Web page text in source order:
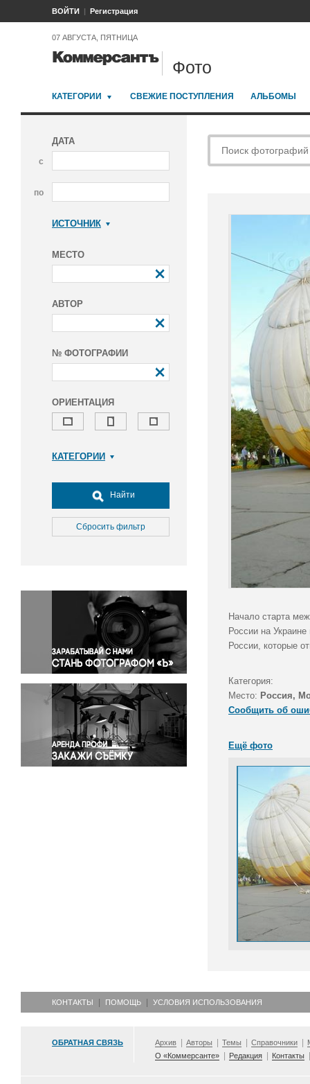
ВОЙТИ Регистрация
07 АВГУСТА, ПЯТНИЦА
Фото
КАТЕГОРИИ СВЕЖИЕ ПОСТУПЛЕНИЯ АЛЬБОМЫ
ДАТА
с
по
ИСТОЧНИК
МЕСТО
АВТОР
№ ФОТОГРАФИИ
ОРИЕНТАЦИЯ
КАТЕГОРИИ
Досуг, туризм и отдых
Культура
Медицина
Окружающая среда
Политика
Правосудие
Происшествия и конфликты
Религия
Светская жизнь
Спорт
Экология
Экономика и бизнес
Найти
Сбросить фильтр
Начало старта
России на
России, которые
Категория:
Место: Россия,
Сообщить об
Ещё фото
КОНТАКТЫ ПОМОЩЬ УСЛОВИЯ ИСПОЛЬЗОВАНИЯ
ОБРАТНАЯ СВЯЗЬ Архив Авторы Темы Справочники
О «Коммерсанте»
Редакция Контакты